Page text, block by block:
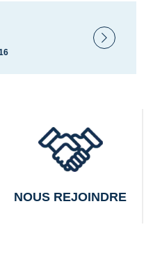
NOUS REJOINDRE